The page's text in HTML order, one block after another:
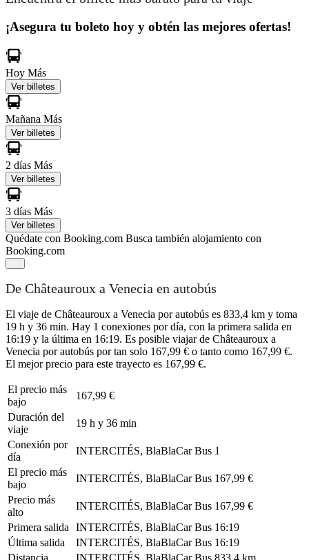
¡Asegura tu boleto hoy y obtén las mejores ofertas!
Hoy Más
Ver billetes
Mañana Más
Ver billetes
2 días Más
Ver billetes
3 días Más
Ver billetes
Quédate con Booking.com Busca también alojamiento con
Booking.com
De Châteauroux a Venecia en autobús
El viaje de Châteauroux a Venecia por autobús es 833,4 km y toma
19 h y 36 min. Hay 1 conexiones por día, con la primera salida en
16:19 y la última en 16:19. Es posible viajar de Châteauroux a
Venecia por autobús por tan solo 167,99 € o tanto como 167,99 €.
El mejor precio para este trayecto es 167,99 €.
El precio más
bajo
167,99 €
Duración del
viaje
19 h y 36 min
Conexión por
día
INTERCITÉS, BlaBlaCar Bus 1
El precio más
bajo
INTERCITÉS, BlaBlaCar Bus 167,99 €
Precio más
alto
INTERCITÉS, BlaBlaCar Bus 167,99 €
Primera salida
INTERCITÉS, BlaBlaCar Bus 16:19
Última salida
INTERCITÉS, BlaBlaCar Bus 16:19
Distancia
INTERCITÉS, BlaBlaCar Bus 833,4 km